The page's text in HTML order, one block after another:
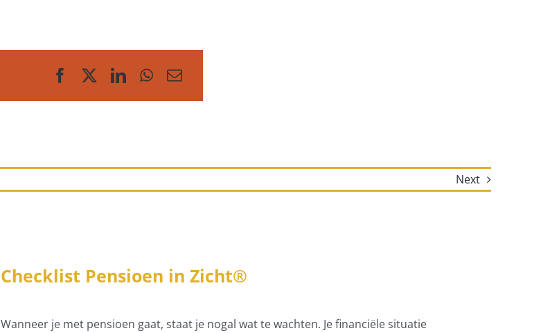
Next
Checklist Pensioen in Zicht®
Wanneer je met pensioen gaat, staat je nogal wat te wachten. Je financiële situatie